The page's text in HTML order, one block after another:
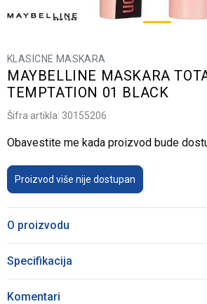
KLASICNE MASKARA
MAYBELLINE MASKARA
TEMPTATION 01 BLACK
Šifra artikla: 30155206
Obavestite me kada proizvod bude
Proizvod više nije dostupan
O proizvodu
Specifikacija
Komentari